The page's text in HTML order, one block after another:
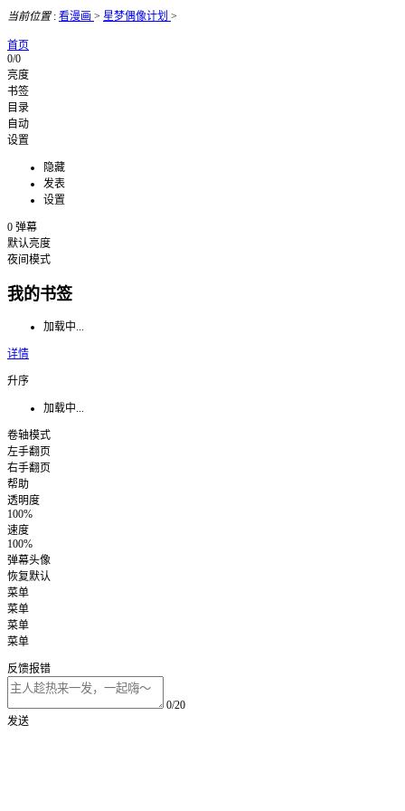
当前位置: 看漫画 > 星梦偶像计划 >
首页
0/0
亮度
书签
目录
自动
设置
隐藏
发表
设置
0 弹幕
默认亮度
夜间模式
我的书签
加载中...
详情
升序
加载中...
卷轴模式
左手翻页
右手翻页
帮助
透明度
100%
速度
100%
弹幕头像
恢复默认
菜单
菜单
菜单
菜单
反馈报错
0/20
发送